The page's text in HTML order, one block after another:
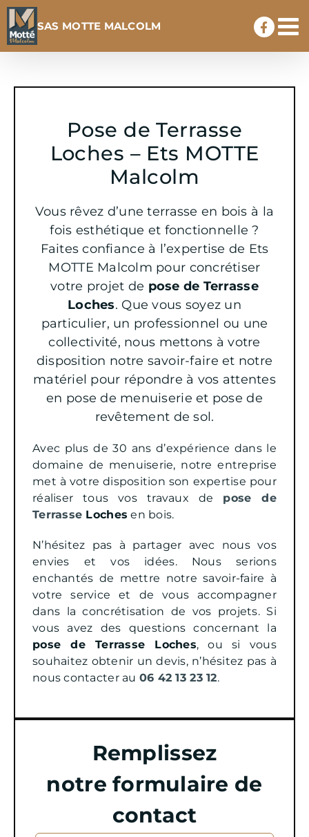
Passer
au
contenu
SAS MOTTE MALCOLM
Pose de Terrasse
Loches – Ets MOTTE
Malcolm
Vous rêvez d’une terrasse en bois à la
fois esthétique et fonctionnelle ?
Faites confiance à l’expertise de Ets
MOTTE Malcolm pour concrétiser
votre projet de pose de Terrasse
Loches. Que vous soyez un
particulier, un professionnel ou une
collectivité, nous mettons à votre
disposition notre savoir-faire et notre
matériel pour répondre à vos attentes
en pose de menuiserie et pose de
revêtement de sol.
Avec plus de 30 ans d’expérience dans le
domaine de menuiserie, notre entreprise
met à votre disposition son expertise pour
réaliser tous vos travaux de pose de
Terrasse Loches en bois.
N’hésitez pas à partager avec nous vos
envies et vos idées. Nous serions
enchantés de mettre notre savoir-faire à
votre service et de vous accompagner
dans la concrétisation de vos projets. Si
vous avez des questions concernant la
pose de Terrasse Loches, ou si vous
souhaitez obtenir un devis, n’hésitez pas à
nous contacter au 06 42 13 23 12.
Remplissez
notre formulaire de
contact